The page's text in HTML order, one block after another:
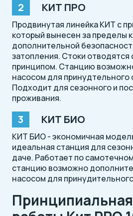
КИТ ПРО
Продвинутая линейка КИТ с
который вынесен за пределы
дополнительной
затопления. Стоки
принципом. Станцию
насосом для принудтельного
Подходит для сезонного и
проживания.
КИТ БИО
КИТ БИО - экономичная
идеальная станция для
даче. Работает по
станцию возможно
насосом для